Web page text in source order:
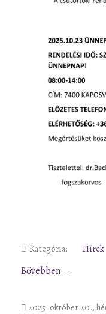
Kategória: Hírek
Bővebben...
2025. október 20.,